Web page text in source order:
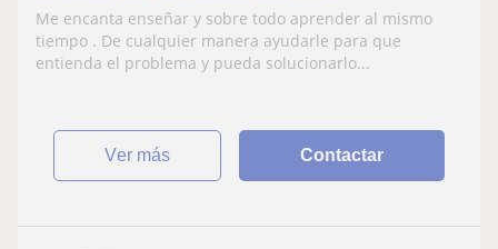
Me encanta enseñar y sobre todo aprender al mismo
tiempo . De cualquier manera ayudarle para que
entienda el problema y pueda solucionarlo...
ver más Contactar